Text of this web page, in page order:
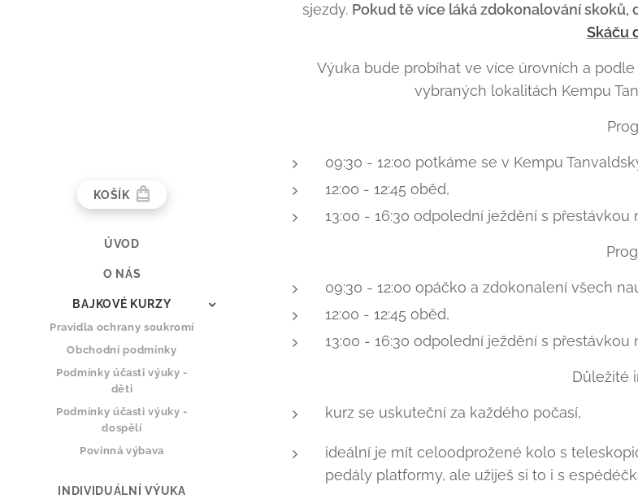
KOŠÍK
ÚVOD
O NÁS
BAJKOVÉ KURZY
Pravidla ochrany soukromí
Obchodní podmínky
Podmínky účasti výuky -
děti
Podmínky účasti výuky -
dospělí
Povinná výbava
INDIVIDUÁLNÍ VÝUKA
sjezdy. Pokud tě více láká zdokonalování skoků,
Skáču
Výuka bude probíhat ve více úrovních a
vybraných lokalitách Kempu
09:30 - 12:00 potkáme se v Kempu
12:00 - 12:45 oběd,
13:00 - 16:30 odpolední ježdění s přestávkou
09:30 - 12:00 opáčko a zdokonalení všech
12:00 - 12:45 oběd,
13:00 - 16:30 odpolední ježdění s přestávkou
Důležité
kurz se uskuteční za každého počasí,
ideální je mít celoodprožené kolo s
pedály platformy, ale užiješ si to i s